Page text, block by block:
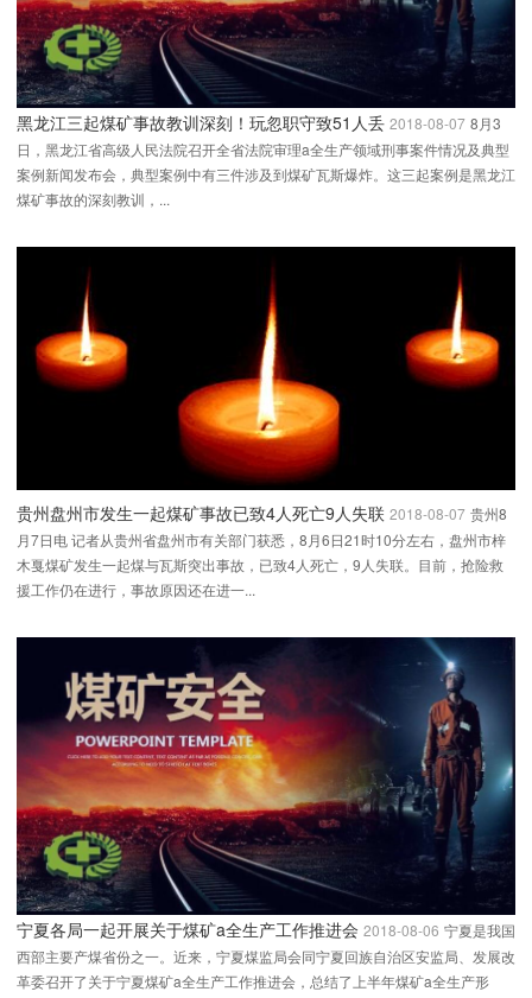
黑龙江三起煤矿事故教训深刻！玩忽职守致51人丢 2018-08-07 8月3
日，黑龙江省高级人民法院召开全省法院审理a全生产领域刑事案件情况及典型
案例新闻发布会，典型案例中有三件涉及到煤矿瓦斯爆炸。这三起案例是黑龙江
煤矿事故的深刻教训，...
贵州盘州市发生一起煤矿事故已致4人死亡9人失联 2018-08-07 贵州8
月7日电 记者从贵州省盘州市有关部门获悉，8月6日21时10分左右，盘州市梓
木戛煤矿发生一起煤与瓦斯突出事故，已致4人死亡，9人失联。目前，抢险救
援工作仍在进行，事故原因还在进一...
宁夏各局一起开展关于煤矿a全生产工作推进会 2018-08-06 宁夏是我国
西部主要产煤省份之一。近来，宁夏煤监局会同宁夏回族自治区安监局、发展改
革委召开了关于宁夏煤矿a全生产工作推进会，总结了上半年煤矿a全生产形